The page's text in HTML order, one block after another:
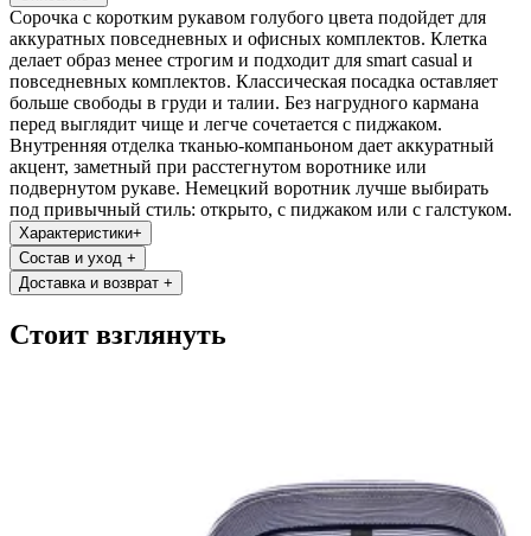
Сорочка с коротким рукавом голубого цвета подойдет для
аккуратных повседневных и офисных комплектов. Клетка
делает образ менее строгим и подходит для smart casual и
повседневных комплектов. Классическая посадка оставляет
больше свободы в груди и талии. Без нагрудного кармана
перед выглядит чище и легче сочетается с пиджаком.
Внутренняя отделка тканью-компаньоном дает аккуратный
акцент, заметный при расстегнутом воротнике или
подвернутом рукаве. Немецкий воротник лучше выбирать
под привычный стиль: открыто, с пиджаком или с галстуком.
Характеристики+
Состав и уход +
Доставка и возврат +
Стоит взглянуть